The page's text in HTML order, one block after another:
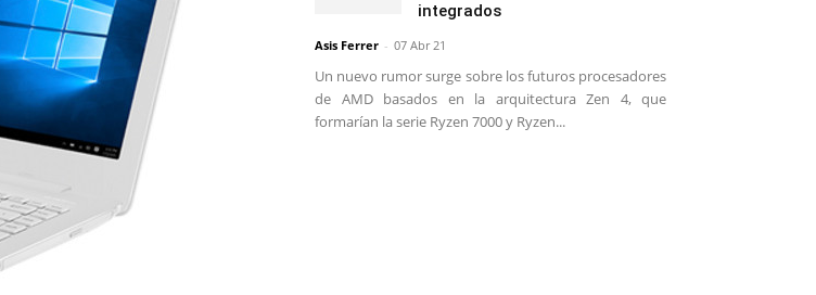
integrados
Asis Ferrer - 07 Abr 21
Un nuevo rumor surge sobre los futuros procesadores
de AMD basados en la arquitectura Zen 4, que
formarían la serie Ryzen 7000 y Ryzen...